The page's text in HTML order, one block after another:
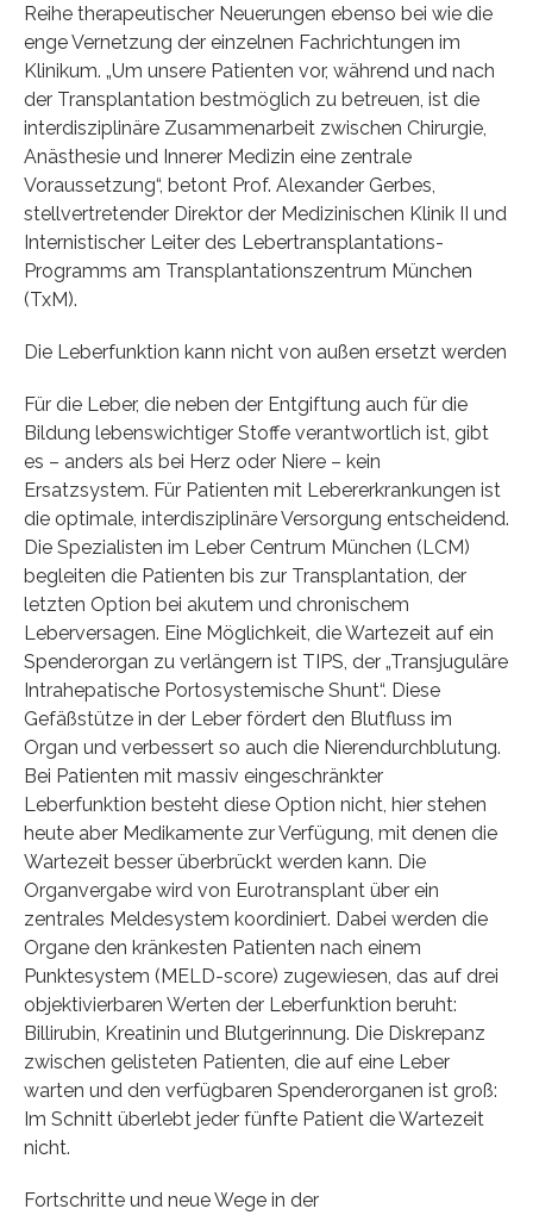
Reihe therapeutischer Neuerungen ebenso bei wie die
enge Vernetzung der einzelnen Fachrichtungen im
Klinikum. „Um unsere Patienten vor, während und nach
der Transplantation bestmöglich zu betreuen, ist die
interdisziplinäre Zusammenarbeit zwischen Chirurgie,
Anästhesie und Innerer Medizin eine zentrale
Voraussetzung“, betont Prof. Alexander Gerbes,
stellvertretender Direktor der Medizinischen Klinik II und
Internistischer Leiter des Lebertransplantations-
Programms am Transplantationszentrum München
(TxM).
Die Leberfunktion kann nicht von außen ersetzt werden
Für die Leber, die neben der Entgiftung auch für die
Bildung lebenswichtiger Stoffe verantwortlich ist, gibt
es – anders als bei Herz oder Niere – kein
Ersatzsystem. Für Patienten mit Lebererkrankungen ist
die optimale, interdisziplinäre Versorgung entscheidend.
Die Spezialisten im Leber Centrum München (LCM)
begleiten die Patienten bis zur Transplantation, der
letzten Option bei akutem und chronischem
Leberversagen. Eine Möglichkeit, die Wartezeit auf ein
Spenderorgan zu verlängern ist TIPS, der „Transjuguläre
Intrahepatische Portosystemische Shunt“. Diese
Gefäßstütze in der Leber fördert den Blutfluss im
Organ und verbessert so auch die Nierendurchblutung.
Bei Patienten mit massiv eingeschränkter
Leberfunktion besteht diese Option nicht, hier stehen
heute aber Medikamente zur Verfügung, mit denen die
Wartezeit besser überbrückt werden kann. Die
Organvergabe wird von Eurotransplant über ein
zentrales Meldesystem koordiniert. Dabei werden die
Organe den kränkesten Patienten nach einem
Punktesystem (MELD-score) zugewiesen, das auf drei
objektivierbaren Werten der Leberfunktion beruht:
Billirubin, Kreatinin und Blutgerinnung. Die Diskrepanz
zwischen gelisteten Patienten, die auf eine Leber
warten und den verfügbaren Spenderorganen ist groß:
Im Schnitt überlebt jeder fünfte Patient die Wartezeit
nicht.
Fortschritte und neue Wege in der